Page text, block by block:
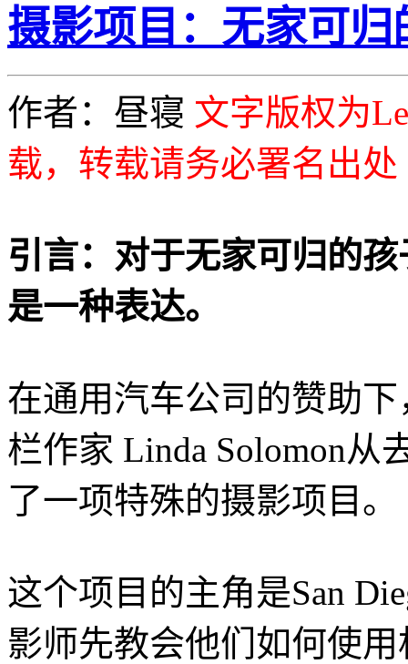
摄影项目：无家可
作者：昼寝 文字版权为
载，转载请务必署名出处
引言：对于无家可归的
是一种表达。
在通用汽车公司的赞助
栏作家 Linda Solomon从
了一项特殊的摄影项目。
这个项目的主角是San
影师先教会他们如何使